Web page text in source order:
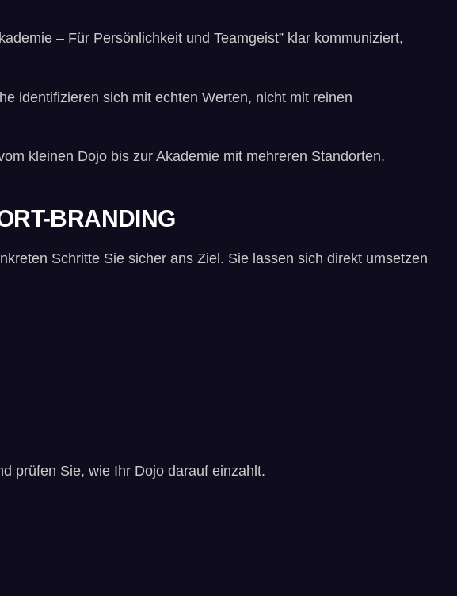
– Für Persönlichkeit und Teamgeist” klar kommuniziert,
identifizieren sich mit echten Werten, nicht mit reinen
kleinen Dojo bis zur Akademie mit mehreren Standorten.
BRANDING
Schritte Sie sicher ans Ziel. Sie lassen sich direkt umsetzen
prüfen Sie, wie Ihr Dojo darauf einzahlt.